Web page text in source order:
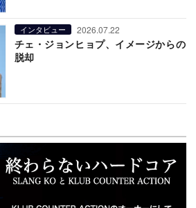
インタビュー 2026.07.22
チェ・ジョンヒョプ、イメージからの
脱却